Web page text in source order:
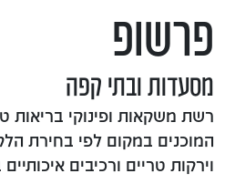
פרשופ
מסעדות ובתי קפה
רשת משקאות ופינוקי בריאות
המוכנים במקום לפי בחירת
וירקות טריים ורכיבים